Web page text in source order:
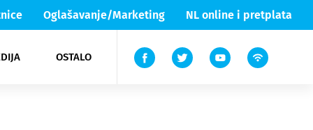
Oglašavanje/Marketing NL online i pretplata
OSTALO
Lika & Senj
TV